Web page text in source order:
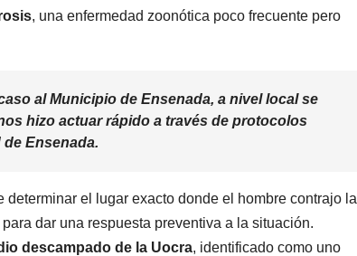
, una enfermedad zoonótica poco frecuente pero
al Municipio de Ensenada, a nivel local se
hizo actuar rápido a través de protocolos
Ensenada.
el lugar exacto donde el hombre contrajo la
dar una respuesta preventiva a la situación.
descampado de la Uocra, identificado como uno